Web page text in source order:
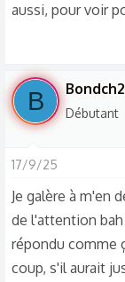
il y'avait pas eu
pas donné ce
Bref du coup ça
que depuis ce
pris du temps) et
Pouvez-vous me
pensez qu'il me
Merci
aussi, pour voir
B Débutant
17/9/25
Je galère à m'en
de l'attention
répondu comme
coup, s'il aurait